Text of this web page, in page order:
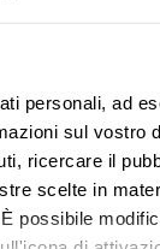
personali, ad
sul vostro
ricercare il
scelte in
possibile o